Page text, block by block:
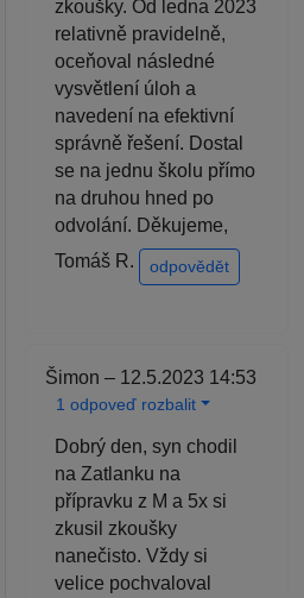
zkoušky. Od ledna 2023
relativně pravidelně,
oceňoval následné
vysvětlení úloh a
navedení na efektivní
správně řešení. Dostal
se na jednu školu přímo
na druhou hned po
odvolání. Děkujeme,
Tomáš R.
odpovědět
Šimon – 12.5.2023 14:53
1 odpoveď rozbalit
Dobrý den, syn chodil
na Zatlanku na
přípravku z M a 5x si
zkusil zkoušky
nanečisto. Vždy si
velice pochvaloval